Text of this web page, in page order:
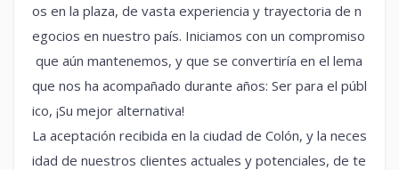
os en la plaza, de vasta experiencia y trayectoria de n
egocios en nuestro país. Iniciamos con un compromiso
que aún mantenemos, y que se convertiría en el lema
que nos ha acompañado durante años: Ser para el públ
ico, ¡Su mejor alternativa!
La aceptación recibida en la ciudad de Colón, y la neces
idad de nuestros clientes actuales y potenciales, de te